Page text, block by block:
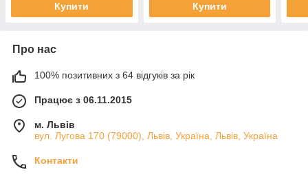
Купити Купити
Про нас
100% позитивних з 64 відгуків за рік
Працює з 06.11.2015
м. Львів
вул. Лугова 170 (79000), Львів, Україна, Львів, Україна
Контакти